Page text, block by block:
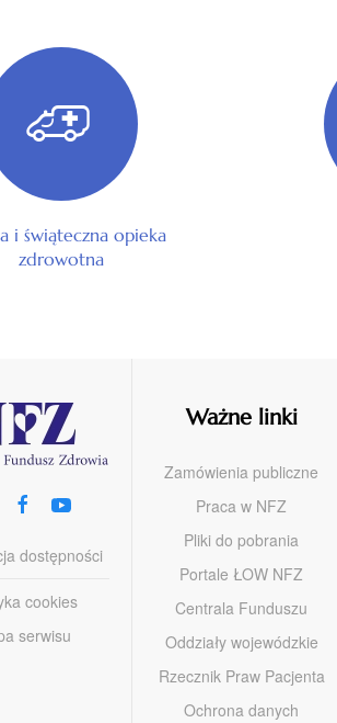
i świąteczna opieka
zdrowotna
dostępności
cookies
serwisu
Ważne linki
Zamówienia publiczne
Praca w NFZ
Pliki do pobrania
Portale ŁOW NFZ
Centrala Funduszu
Oddziały wojewódzkie
Rzecznik Praw Pacjenta
Ochrona danych